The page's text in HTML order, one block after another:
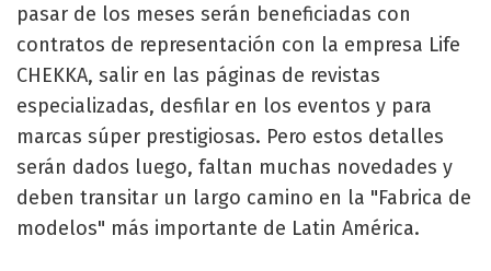
pasar de los meses serán beneficiadas con
contratos de representación con la empresa Life
CHEKKA, salir en las páginas de revistas
especializadas, desfilar en los eventos y para
marcas súper prestigiosas. Pero estos detalles
serán dados luego, faltan muchas novedades y
deben transitar un largo camino en la "Fabrica de
modelos" más importante de Latin América.